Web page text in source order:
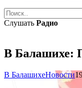
Слушать Радио
В Балашихе:
В БалашихеНовости